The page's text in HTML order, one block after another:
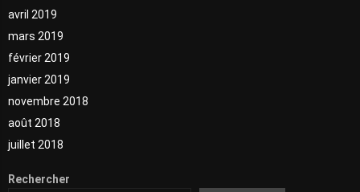
avril 2019
mars 2019
février 2019
janvier 2019
novembre 2018
août 2018
juillet 2018
Rechercher